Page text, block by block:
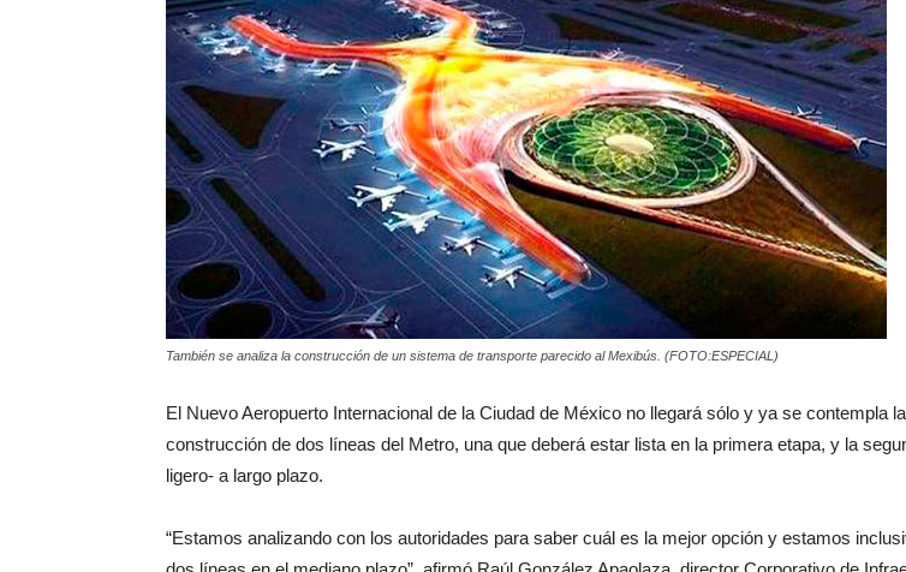
También se analiza la construcción de un sistema de transporte parecido al Mexibús. (FOTO:ESPECIAL)
El Nuevo Aeropuerto Internacional de la Ciudad de México no llegará sólo y ya se contempla la
construcción de dos líneas del Metro, una que deberá estar lista en la primera etapa, y la
ligero- a largo plazo.
“Estamos analizando con los autoridades para saber cuál es la mejor opción y estamos